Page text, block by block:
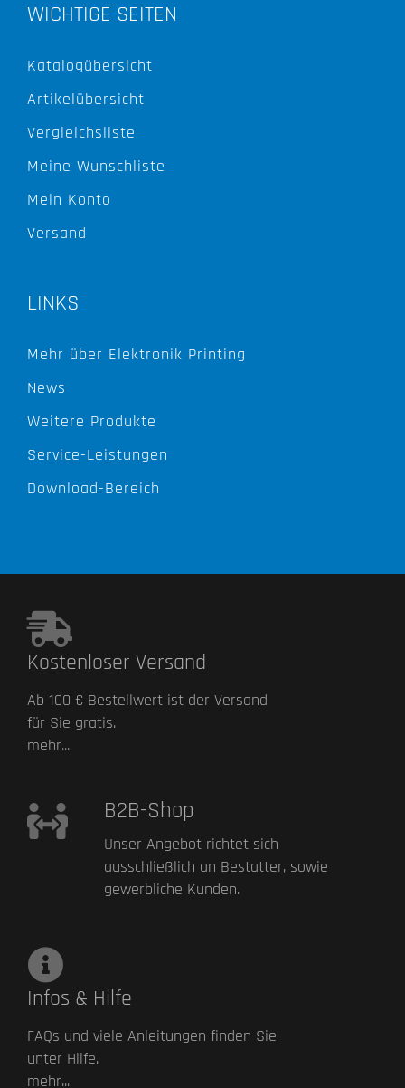
WICHTIGE SEITEN
Katalogübersicht
Artikelübersicht
Vergleichsliste
Meine Wunschliste
Mein Konto
Versand
LINKS
Mehr über Elektronik Printing
News
Weitere Produkte
Service-Leistungen
Download-Bereich
Kostenloser Versand
Ab 100 € Bestellwert ist der Versand
für Sie gratis.
mehr...
B2B-Shop
Unser Angebot richtet sich
ausschließlich an Bestatter, sowie
gewerbliche Kunden.
Infos & Hilfe
FAQs und viele Anleitungen finden Sie
unter Hilfe.
mehr...